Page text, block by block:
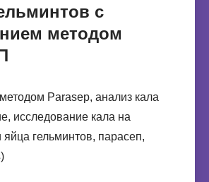
с
методом
Parasep, анализ кала
исследование кала на
гельминтов, парасеп,